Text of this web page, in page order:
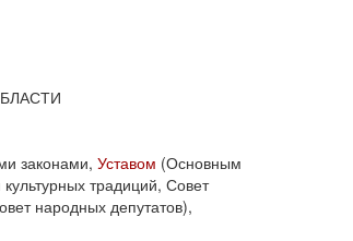
законами, Уставом (Основным
традиций, Совет
народных депутатов),